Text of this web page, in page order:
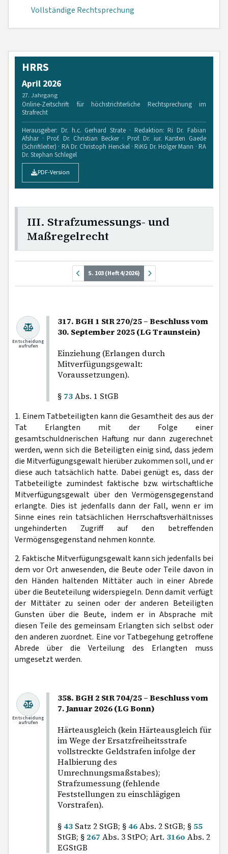
Vollständige Rechtsprechung
HRRS
April 2026
27. Jahrgang
Online-Zeitschrift für höchstrichterliche Rechtsprechung im
Strafrecht
Herausgeber: Dr. h.c. Gerhard Strate · Redaktion: Ri Dr. Fabian
Afshar · Prof. Dr. Christian Becker · Prof. Dr. iur. Karsten Gaede
(Schriftleiter) · RA Dr. Christoph Henckel · RiKG Dr. Holger Mann · RA
Dr. Stephan Schlegel
PDF-Version
III. Strafzumessungs- und
Maßregelrecht
S. 103 (Heft 4/2026)
317. BGH 1 StR 270/25 – Beschluss vom
30. September 2025 (LG Traunstein)
Einziehung (Erlangen durch
Mitverfügungsgewalt:
Voraussetzungen).
§ 73Abs. 1 StGB
Entscheidung
aufrufen
1. Einem Tatbeteiligten kann die Gesamtheit des aus der
Tat Erlangten mit der Folge einer
gesamtschuldnerischen Haftung nur dann zugerechnet
werden, wenn sich die Beteiligten einig sind, dass jedem
die Mitverfügungsgewalt hierüber zukommen soll, und er
diese auch tatsächlich hatte. Dabei genügt es, dass der
Tatbeteiligte zumindest faktische bzw. wirtschaftliche
Mitverfügungsgewalt über den Vermögensgegenstand
erlangte. Dies ist jedenfalls dann der Fall, wenn er im
Sinne eines rein tatsächlichen Herrschaftsverhältnisses
ungehinderten Zugriff auf den betreffenden
Vermögensgegenstand nehmen konnte.
2. Faktische Mitverfügungsgewalt kann sich jedenfalls bei
dem vor Ort anwesenden, die Beute oder Teile davon in
den Händen haltenden Mittäter auch in einer Abrede
über die Beuteteilung widerspiegeln. Denn damit verfügt
der Mittäter zu seinen oder der anderen Beteiligten
Gunsten über die Beute, indem er in Absprache mit
diesen Teile des gemeinsam Erlangten sich selbst oder
den anderen zuordnet. Eine vor Tatbegehung getroffene
Abrede über die Verteilung des Erlangten muss
umgesetzt werden.
358. BGH 2 StR 704/25 – Beschluss vom
7. Januar 2026 (LG Bonn)
Härteausgleich (kein Härteausgleich für
im Wege der Ersatzfreiheitsstrafe
vollstreckte Geldstrafen infolge der
Halbierung des
Umrechnungsmaßstabes);
Strafzumessung (fehlende
Feststellungen zu einschlägigen
Vorstrafen).
§ 43 Satz 2 StGB; § 46Abs. 2 StGB; § 55
StGB; § 267 Abs. 3 StPO; Art. 316o Abs. 2
EGStGB
Entscheidung
aufrufen